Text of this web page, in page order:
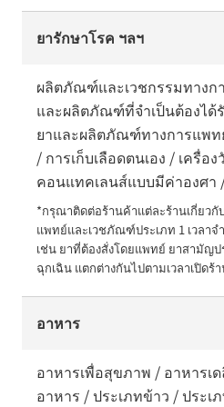
ยารักษาโรค ฯลฯ
ผลิตภัณฑ์และเวชกรรมทางก
และผลิตภัณฑ์ที่จำเป็นต้องได้
ยาและผลิตภัณฑ์ทางการแพท
/ การเก็บเลือดตนเอง / เครื่อ
คอนแทคเลนส์แบบมีค่าองศา
*กรุณาติดต่อร้านค้าแต่ละร้านเกี่ยวกั
แพทย์และเวชภัณฑ์ประเภท 1 เวลา
เช่น ยาที่ต้องสั่งโดยแพทย์ ยาสามัญ
ฉุกเฉิน แตกต่างกันไปตามเวลาเปิดร้
อาหาร
อาหารเพื่อสุขภาพ / อาหารเ
อาหาร / ประเภทข้าว / ประ